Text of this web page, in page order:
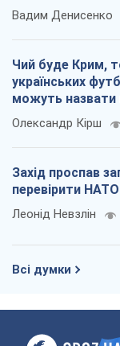
Вадим Денисенко
Чий буде Крим,
українських
можуть назвати
Олександр Кірш
Захід проспав
перевірити
Леонід Невзлін
Всі думки